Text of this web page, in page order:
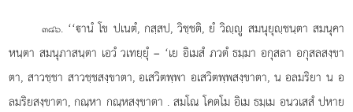
๓๘๖. ‘‘านํ โข ปเนตํ, กสฺสป, วิชฺชติ, ยํ วิฺู สมนุยุฺชนฺตา สมนุคา
หนฺตา สมนุภาสนฺตา เอวํ วเทยฺยุํ – ‘เย อิเมสํ ภวตํ ธมฺมา อกุสลา อกุสลสงฺขา
ตา, สาวชฺชา สาวชฺชสงฺขาตา, อเสวิตพฺพา อเสวิตพฺพสงฺขาตา, น อลมริยา น อ
ลมริยสงฺขาตา, กณฺหา กณฺหสงฺขาตา . สมโณ โคตโม อิเม ธมฺเม อนวเสสํ ปหาย